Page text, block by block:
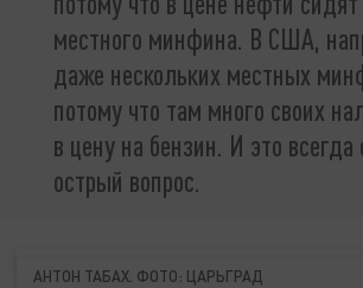
местного минфина. В США,
даже нескольких местных
потому что там много своих
в цену на бензин. И это всегда
острый вопрос.
АНТОН ТАБАХ. ФОТО: ЦАРЬГРАД